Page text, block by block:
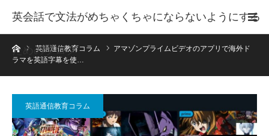
英会話で文法がめちゃくちゃにならないようにする
ためのブログ
ホーム英語通信教育コラム
アマゾンプライムビデオのアプリで海外ド
ラマを英語字幕を使…
英語通信教育コラム